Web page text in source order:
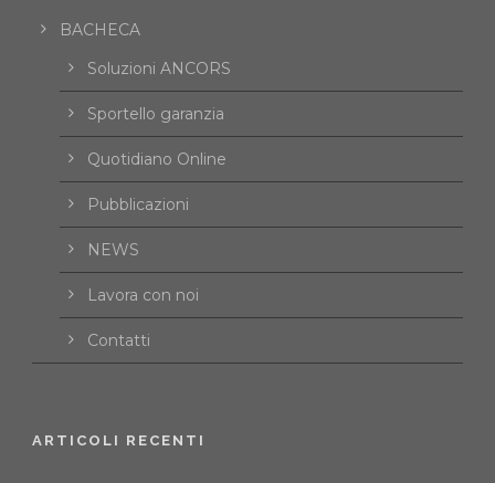
BACHECA
Soluzioni ANCORS
Sportello garanzia
Quotidiano Online
Pubblicazioni
NEWS
Lavora con noi
Contatti
ARTICOLI RECENTI